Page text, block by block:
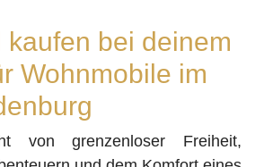
kaufen bei deinem
Wohnmobile im
von grenzenloser Freiheit,